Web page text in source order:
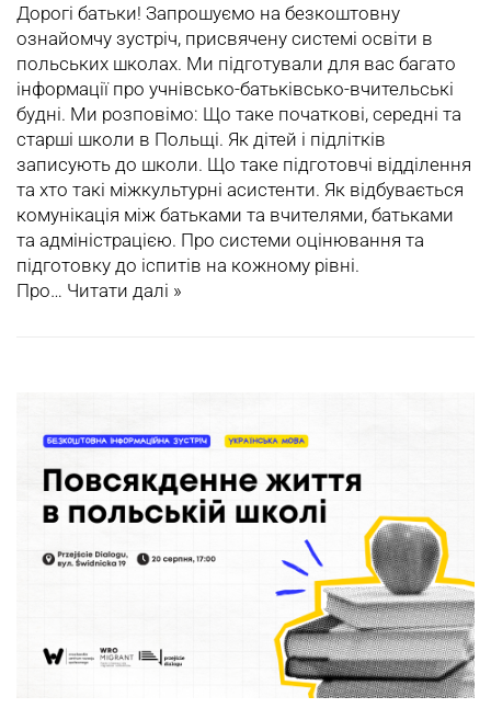
Дорогі батьки! Запрошуємо на безкоштовну
ознайомчу зустріч, присвячену системі освіти в
польських школах. Ми підготували для вас багато
інформації про учнівсько-батьківсько-вчительські
будні. Ми розповімо: Що таке початкові, середні та
старші школи в Польщі. Як дітей і підлітків
записують до школи. Що таке підготовчі відділення
та хто такі міжкультурні асистенти. Як відбувається
комунікація між батьками та вчителями, батьками
та адміністрацією. Про системи оцінювання та
підготовку до іспитів на кожному рівні.
Про… Читати далі »